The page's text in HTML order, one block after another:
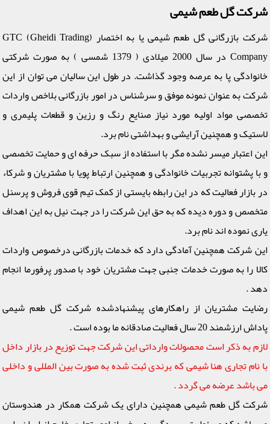
شرکت گل طعم شیمی
شرکت بازرگانی گل طعم شیمی یا به اختصار (GTC (Gheidi Trading
Company در سال 2000 میلادی ( 1379 شمسی ) به صورت شرکتی
خانوادگی پا به عرصه وجود گذاشت. در طول این سالیان می توان از این
شرکت به عنوان نمونه موفق و سرشناس در امور بازرگانی بلاخص واردات
تخصصی مواد اولیه مورد نیاز صنایع رنگ و رزین و قطعات پلیمری و
لاستیک و همچنین آرایشی و بهداشتی نام برد.
این اعتبار میسر نشده مگر با استفاده از سبک حرفه ای و حمایت تخصصی
و با پشتوانه تجربیات خانوادگی و همچنین ارتباط پویا با مشتریان و شرکاء
در بازار فعالیت که در این رابطه بایستی از کمک تیم قوی فروش و پرسنل
متخصص و دوره دیده که به حق این شرکت را در جهت نیل به این اهداف
یاری نموده اند نام برد.
این شرکت همچنین آمادگی دارد که خدمات بازرگانی درخصوص واردات
کالا را به صورت خدمات جنبی جهت مشتریان خود با صدور پرفورما انجام
دهد .
رضایت مشتریان از راهکارهای پیشنهادشده شرکت گل طعم شیمی
پاداش ارزشمند 20 سال فعالیت صادقانه ما بوده است .
لازم به ذکر است محصولات وارداتی این شرکت جهت توزیع در بازار داخل
با نام تجاری هنا شیمی که برندی ثبت شده به صورت بین المللی و داخلی
می باشد عرضه می گردد .
شرکت گل طعم شیمی همچنین دارای یک شرکت همکار در هندوستان